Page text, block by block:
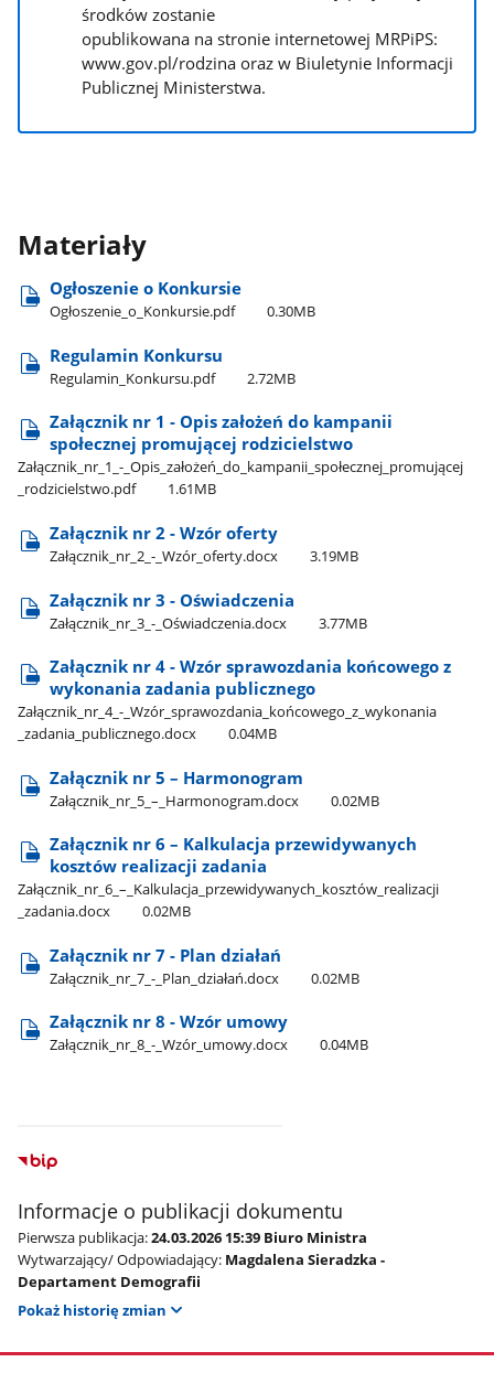
środków zostanie
opublikowana na stronie internetowej MRPiPS:
www.gov.pl/rodzina oraz w Biuletynie Informacji
Publicznej Ministerstwa.
Materiały
Ogłoszenie o Konkursie
Ogłoszenie​_o​_Konkursie.pdf 0.30MB
Regulamin Konkursu
Regulamin​_Konkursu.pdf 2.72MB
Załącznik nr 1 - Opis założeń do kampanii
społecznej promującej rodzicielstwo
Załącznik​_nr​_1​_-​_Opis​_założeń​_do​_kampanii​_społecznej​_promującej​
_rodzicielstwo.pdf
1.61MB
Załącznik nr 2 - Wzór oferty
Załącznik​_nr​_2​_-​_Wzór​_oferty.docx 3.19MB
Załącznik nr 3 - Oświadczenia
Załącznik​_nr​_3​_-​_Oświadczenia.docx 3.77MB
Załącznik nr 4 - Wzór sprawozdania końcowego z
wykonania zadania publicznego
Załącznik​_nr​_4​_-​_Wzór​_sprawozdania​_końcowego​_z​_wykonania​
_zadania​_publicznego.docx
0.04MB
Załącznik nr 5 – Harmonogram
Załącznik​_nr​_5​_–​_Harmonogram.docx 0.02MB
Załącznik nr 6 – Kalkulacja przewidywanych
kosztów realizacji zadania
Załącznik​_nr​_6​_–​_Kalkulacja​_przewidywanych​_kosztów​_realizacji​
_zadania.docx
0.02MB
Załącznik nr 7 - Plan działań
Załącznik​_nr​_7​_-​_Plan​_działań.docx 0.02MB
Załącznik nr 8 - Wzór umowy
Załącznik​_nr​_8​_-​_Wzór​_umowy.docx 0.04MB
Informacje o publikacji dokumentu
Pierwsza publikacja:24.03.2026 15:39 Biuro Ministra
Wytwarzający/ Odpowiadający: Magdalena Sieradzka -
Departament Demografii
Pokaż historię zmian